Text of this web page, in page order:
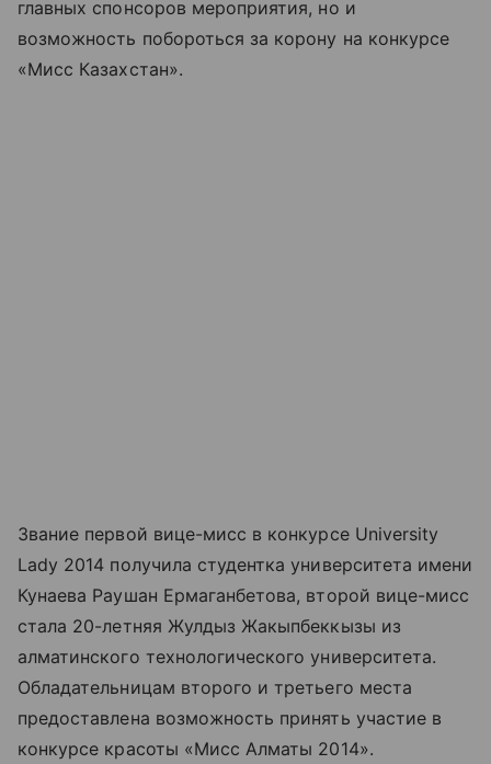
главных спонсоров мероприятия, но и
возможность побороться за корону на конкурсе
«Мисс Казахстан».
Звание первой вице-мисс в конкурсе University
Lady 2014 получила студентка университета имени
Кунаева Раушан Ермаганбетова, второй вице-мисс
стала 20-летняя Жулдыз Жакыпбеккызы из
алматинского технологического университета.
Обладательницам второго и третьего места
предоставлена возможность принять участие в
конкурсе красоты «Мисс Алматы 2014».